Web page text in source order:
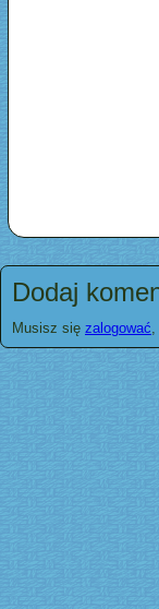
Dodaj
Musisz się zalogować,